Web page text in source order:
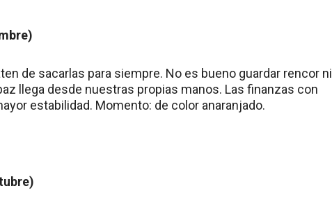
de sacarlas para siempre. No es bueno guardar rencor ni
llega desde nuestras propias manos. Las finanzas con
estabilidad. Momento: de color anaranjado.